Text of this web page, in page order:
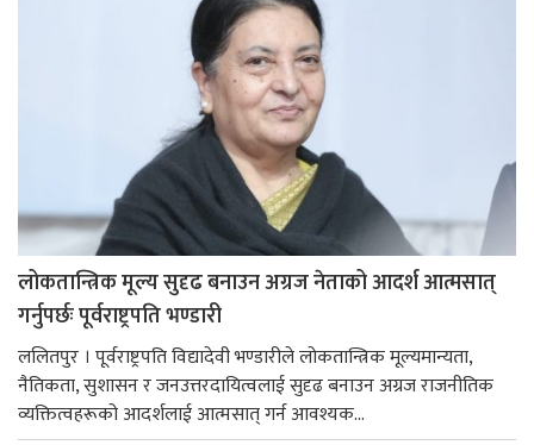
लोकतान्त्रिक मूल्य सुदृढ बनाउन अग्रज नेताको आदर्श आत्मसात्
गर्नुपर्छः पूर्वराष्ट्रपति भण्डारी
ललितपुर । पूर्वराष्ट्रपति विद्यादेवी भण्डारीले लोकतान्त्रिक मूल्यमान्यता,
नैतिकता, सुशासन र जनउत्तरदायित्वलाई सुदृढ बनाउन अग्रज राजनीतिक
व्यक्तित्वहरूको आदर्शलाई आत्मसात् गर्न आवश्यक...